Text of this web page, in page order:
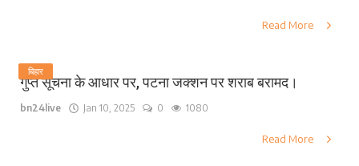
Read More
बिहार
गुप्त सूचना के आधार पर, पटना जक्शन पर शराब बरामद।
bn24live Jan 10, 2025 0 1080
Read More